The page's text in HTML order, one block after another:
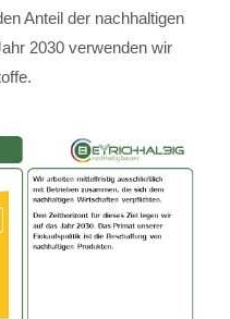
Anteil der nachhaltigen
2030 verwenden wir